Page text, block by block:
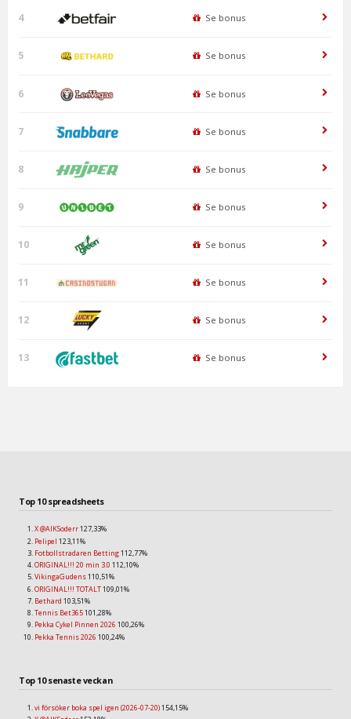
4 Se bonus
5 Se bonus
6 Se bonus
7 Se bonus
8 Se bonus
9 Se bonus
10 Se bonus
11 Se bonus
12 Se bonus
13 Se bonus
Top 10 spreadsheets
X @AIKSoderr127,33%
Pelipel 123,11%
Fotbollstradaren Betting112,77%
ORIGINAL!!! 20 min 3.0 112,10%
VikingaGudens110,51%
ORIGINAL!!! TOTALT109,01%
Bethard 103,51%
Tennis Bet365101,28%
Pekka Cykel Pinnen 2026 100,26%
Pekka Tennis 2026 100,24%
Top 10 senaste veckan
vi försöker boka spel igen (2026-07-20)154,15%